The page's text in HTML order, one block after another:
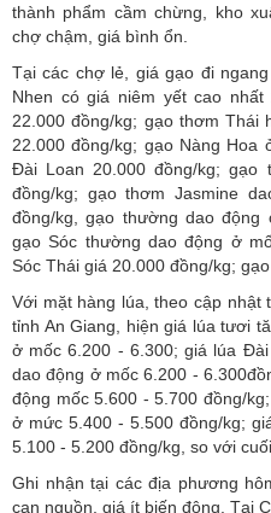
thành phẩm cầm chừng, kho
chợ chậm, giá bình ổn.
Tại các chợ lẻ, giá gạo đi
Nhen có giá niêm yết cao
22.000 đồng/kg; gạo thơm Thái
22.000 đồng/kg; gạo Nàng Hoa
Đài Loan 20.000 đồng/kg; gạo
đồng/kg; gạo thơm Jasmine
đồng/kg, gạo thường dao động
gạo Sóc thường dao động ở
Sóc Thái giá 20.000 đồng/kg;
Với mặt hàng lúa, theo cập
tỉnh An Giang, hiệngiá lúa tươi
ở mốc 6.200 - 6.300; giá lúa
dao động ở mốc 6.200 -
động mốc 5.600 - 5.700 đồng/
ở mức 5.400 - 5.500 đồng/kg;
5.100 - 5.200 đồng/kg, so với
Ghi nhận tại các địa phương
cạn nguồn, giá ít biến động. Tại